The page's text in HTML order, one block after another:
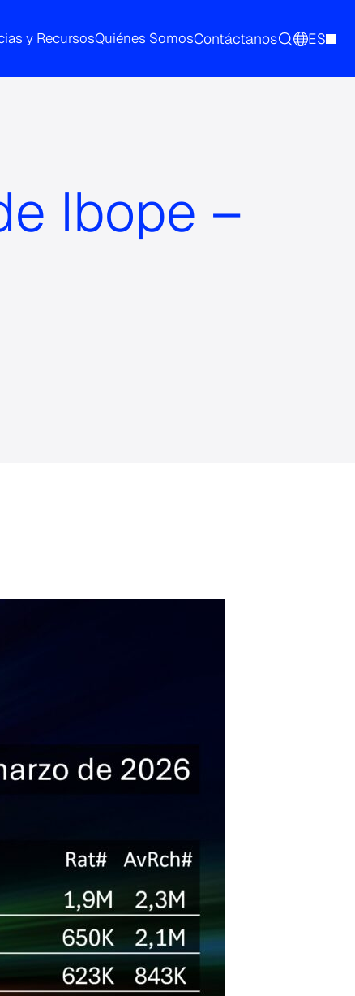
y RecursosQuiénes SomosContáctanos ES
Ibope –